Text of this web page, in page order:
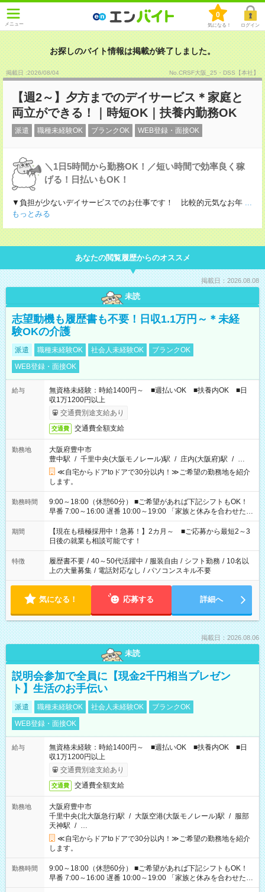
メニュー
0
気になる！ ログイン
お探しのバイト情報は掲載が終了しました。
掲載日 :2026/08/04 No.CRSF大阪_25・DSS【本社】
【週2～】夕方までのデイサービス＊家庭と
両立ができる！｜時短OK｜扶養内勤務OK
派遣 職種未経験OK ブランクOK WEB登録・面接OK
＼1日5時間から勤務OK！／短い時間で効率良く稼
げる！日払いもOK！
▼負担が少ないデイサービスでのお仕事です！ 比較的元気なお年 ...
もっとみる
あなたの閲覧履歴からのオススメ
掲載日：2026.08.08
未読
志望動機も履歴書も不要！日収1.1万円～＊未経
験OKの介護
派遣 職種未経験OK 社会人未経験OK
ブランクOK
WEB登録・面接OK
給与
無資格未経験：時給1400円～ ■週払いOK ■扶養内OK ■日
収1万1200円以上
交通費別途支給あり
交通費 交通費全額支給
勤務地
大阪府豊中市
豊中駅 / 千里中央(大阪モノレール)駅 / 庄内(大阪府)駅 / …
≪自宅からドアtoドアで30分以内！≫ご希望の勤務地を紹介
します。
勤務時間
9:00～18:00（休憩60分） ■ご希望があれば下記シフトもOK！
早番 7:00～16:00 遅番 10:00～19:00 「家族と休みを合わせた
い」 「余裕を持って夕飯の準備がしたい」 「できれば残業はし
たくない」 など、ご希望を教えてくださいね。 ※Wワーク希望
の方へ 今ご覧のお仕事で希望する勤務時間と、もう1つのお仕事
の勤務時間。 合計で週40時間を超える場合は応募できません。
期間
【現在も積極採用中！急募！】2カ月～ ■ご応募から最短2～3
日後の就業も相談可能です！
特徴 履歴書不要 / 40～50代活躍中 / 服装自由 / シフト勤務 / 10名以
上の大量募集 / 電話対応なし / パソコンスキル不要
気になる！ 応募する 詳細へ
掲載日：2026.08.06
未読
説明会参加で全員に【現金2千円相当プレゼン
ト】生活のお手伝い
派遣 職種未経験OK 社会人未経験OK
ブランクOK
WEB登録・面接OK
給与
無資格未経験：時給1400円～ ■週払いOK ■扶養内OK ■日
収1万1200円以上
交通費別途支給あり
交通費 交通費全額支給
勤務地
大阪府豊中市
千里中央(北大阪急行)駅 / 大阪空港(大阪モノレール)駅 / 服部
天神駅 / …
≪自宅からドアtoドアで30分以内！≫ご希望の勤務地を紹介
します。
勤務時間
9:00～18:00（休憩60分） ■ご希望があれば下記シフトもOK！
早番 7:00～16:00 遅番 10:00～19:00 「家族と休みを合わせた
い」 「余裕を持って夕飯の準備がしたい」 「できれば残業はし